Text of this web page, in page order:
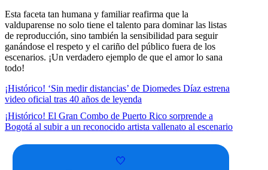
Esta faceta tan humana y familiar reafirma que la
valduparense no solo tiene el talento para dominar las listas
de reproducción, sino también la sensibilidad para seguir
ganándose el respeto y el cariño del público fuera de los
escenarios. ¡Un verdadero ejemplo de que el amor lo sana
todo!
¡Histórico! ‘Sin medir distancias’ de Diomedes Díaz estrena
video oficial tras 40 años de leyenda
¡Histórico! El Gran Combo de Puerto Rico sorprende a
Bogotá al subir a un reconocido artista vallenato al escenario
🤍